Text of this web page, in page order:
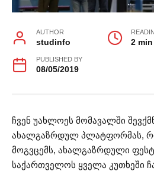
AUTHOR
studinfo 2 min
PUBLISHED BY
08/05/2019
ჩვენ უახლოეს მომავალში
ახალგაზრდულ პლატფორმას,
მოგვცემს, ახალგაზრდული
საქართველოს ყველა კუთხეში